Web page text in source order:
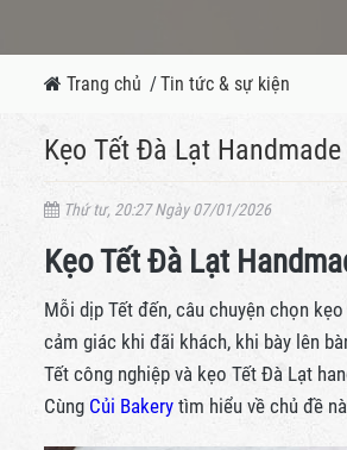
Trang chủ /Tin tức & sự kiện
Kẹo Tết Đà Lạt
Thứ tư, 20:27 Ngày 07/01/2026
Kẹo Tết Đà Lạt
Mỗi dịp Tết đến, câu chuyện chọn
cảm giác khi đãi khách, khi bày lên
Tết công nghiệp và kẹo Tết Đà Lạt
Cùng Củi Bakery tìm hiểu về chủ đề